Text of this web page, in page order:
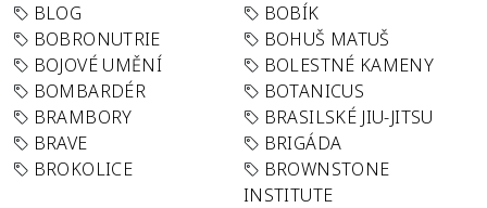
BLOG
BOBÍK
BOBRONUTRIE
BOHUŠ MATUŠ
BOJOVÉ UMĚNÍ
BOLESTNÉ KAMENY
BOMBARDÉR
BOTANICUS
BRAMBORY
BRASILSKÉ JIU-JITSU
BRAVE
BRIGÁDA
BROKOLICE
BROWNSTONE
INSTITUTE